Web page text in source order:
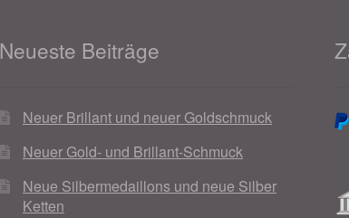
Neueste Beiträge
Neuer Brillant und neuer Goldschmuck
Neuer Gold- und Brillant-Schmuck
Neue Silbermedaillons und neue Silber
Ketten